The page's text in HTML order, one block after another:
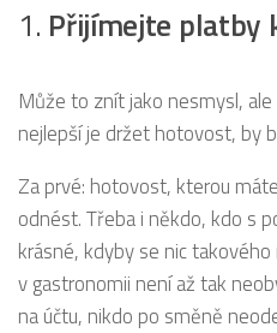
1. Přijímejte platby
Může to znít jako nesmysl,
nejlepší je držet hotovost, by
Za prvé: hotovost, kterou
odnést. Třeba i někdo, kdo s
krásné, kdyby se nic
v gastronomii není až tak
na účtu, nikdo po směně